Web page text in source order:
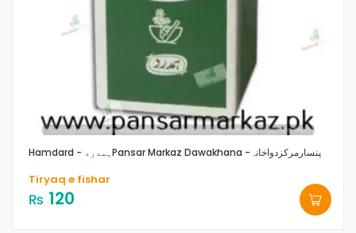
Hamdard - ہمدرد Pansar Markaz Dawakhana -پنسارمرکزدواخانہ
Tiryaq e fishar
₨ 120